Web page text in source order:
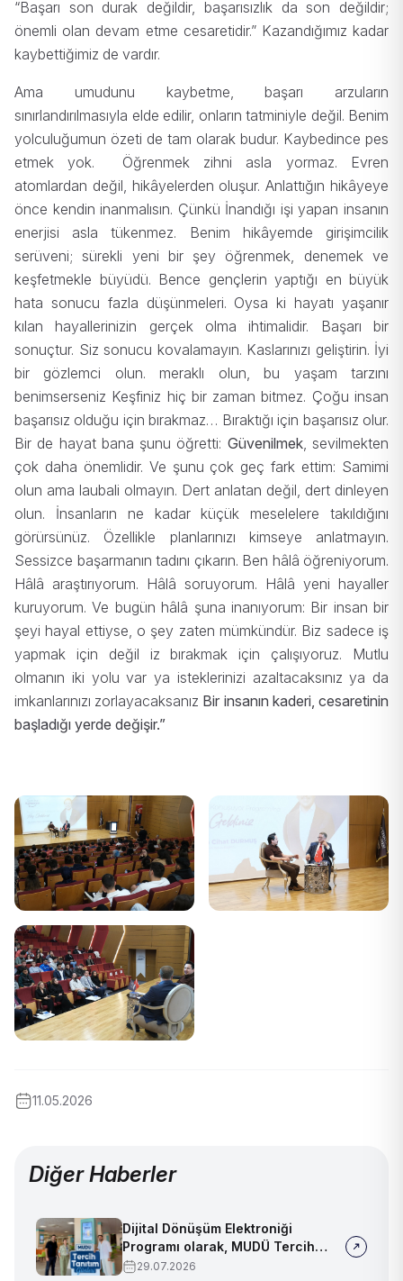
“Başarı son durak değildir, başarısızlık da son değildir;
önemli olan devam etme cesaretidir.” Kazandığımız kadar
kaybettiğimiz de vardır.
Ama umudunu kaybetme, başarı arzuların
sınırlandırılmasıyla elde edilir, onların tatminiyle değil. Benim
yolculuğumun özeti de tam olarak budur. Kaybedince pes
etmek yok. Öğrenmek zihni asla yormaz. Evren
atomlardan değil, hikâyelerden oluşur. Anlattığın hikâyeye
önce kendin inanmalısın. Çünkü İnandığı işi yapan insanın
enerjisi asla tükenmez. Benim hikâyemde girişimcilik
serüveni; sürekli yeni bir şey öğrenmek, denemek ve
keşfetmekle büyüdü. Bence gençlerin yaptığı en büyük
hata sonucu fazla düşünmeleri. Oysa ki hayatı yaşanır
kılan hayallerinizin gerçek olma ihtimalidir. Başarı bir
sonuçtur. Siz sonucu kovalamayın. Kaslarınızı geliştirin. İyi
bir gözlemci olun. meraklı olun, bu yaşam tarzını
benimserseniz Keşfiniz hiç bir zaman bitmez. Çoğu insan
başarısız olduğu için bırakmaz… Bıraktığı için başarısız olur.
Bir de hayat bana şunu öğretti: Güvenilmek, sevilmekten
çok daha önemlidir. Ve şunu çok geç fark ettim: Samimi
olun ama laubali olmayın. Dert anlatan değil, dert dinleyen
olun. İnsanların ne kadar küçük meselelere takıldığını
görürsünüz. Özellikle planlarınızı kimseye anlatmayın.
Sessizce başarmanın tadını çıkarın. Ben hâlâ öğreniyorum.
Hâlâ araştırıyorum. Hâlâ soruyorum. Hâlâ yeni hayaller
kuruyorum. Ve bugün hâlâ şuna inanıyorum: Bir insan bir
şeyi hayal ettiyse, o şey zaten mümkündür. Biz sadece iş
yapmak için değil iz bırakmak için çalışıyoruz. Mutlu
olmanın iki yolu var ya isteklerinizi azaltacaksınız ya da
imkanlarınızı zorlayacaksanız Bir insanın kaderi, cesaretinin
başladığı yerde değişir.”
11.05.2026
Diğer Haberler
Dijital Dönüşüm Elektroniği
Programı olarak, MUDÜ Tercih
Tanıtım Günleri'nde biz de
29.07.2026